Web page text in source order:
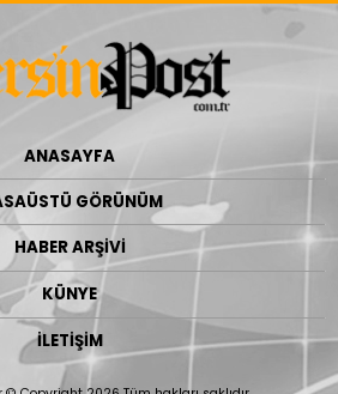
ANASAYFA
GÖRÜNÜM
HABER ARŞİVİ
KÜNYE
İLETİŞİM